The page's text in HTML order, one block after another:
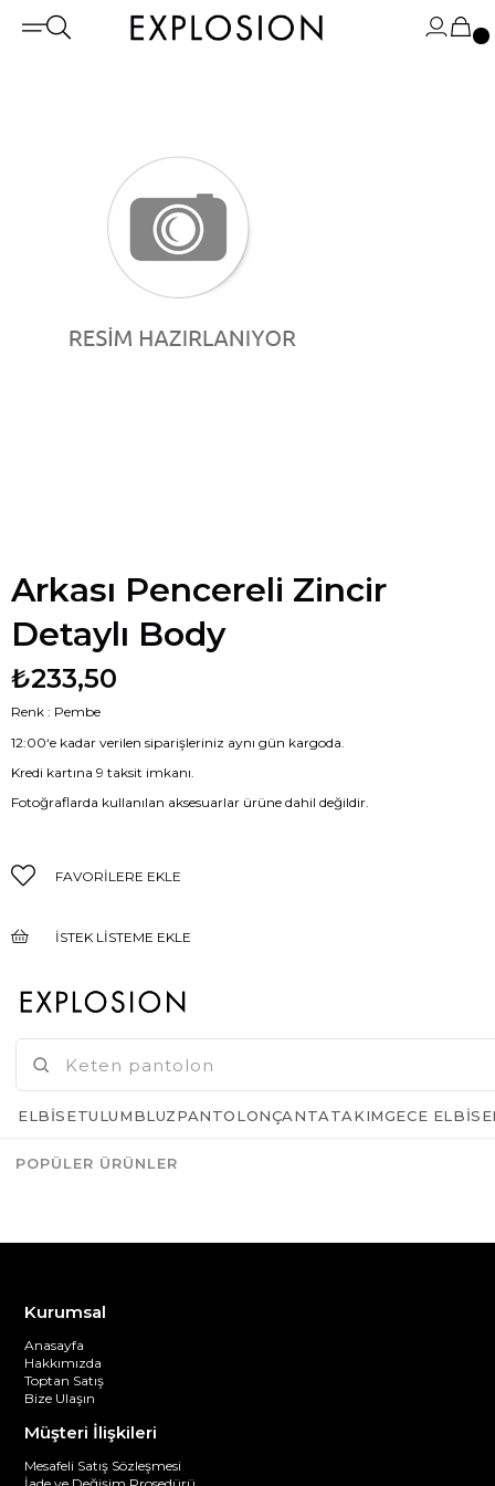
Arkası Pencereli Zincir
Detaylı Body
₺233,50
Renk : Pembe
12:00‘e kadar verilen siparişleriniz aynı gün kargoda.
Kredi kartına 9 taksit imkanı.
Fotoğraflarda kullanılan aksesuarlar ürüne dahil değildir.
FAVORILERE EKLE
İSTEK LISTEME EKLE
Kurumsal
Anasayfa
Hakkımızda
Toptan Satış
Bize Ulaşın
Müşteri İlişkileri
Mesafeli Satış Sözleşmesi
ELBISETULUMBLUZPANTOLONÇANTATAKIMGECE
POPÜLER ÜRÜNLER